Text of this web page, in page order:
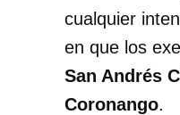
cualquier
en que los
San Andrés
Coronango.